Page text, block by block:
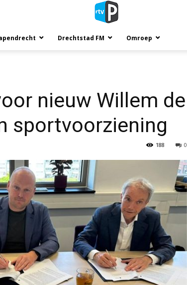
Drechtstad FM Omroep
nieuw Willem de
sportvoorziening
0
188